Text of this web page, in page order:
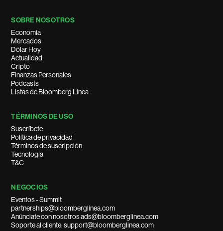
SOBRE NOSOTROS
Economía
Mercados
Dólar Hoy
Actualidad
Cripto
Finanzas Personales
Podcasts
Listas de Bloomberg Línea
TÉRMINOS DE USO
Suscríbete
Política de privacidad
Términos de suscripción
Tecnología
T&C
NEGOCIOS
Eventos - Summit
partnerships@bloomberglinea.com
Anúnciate con nosotros ads@bloomberglinea.com
Soporte al cliente: support@bloomberglinea.com